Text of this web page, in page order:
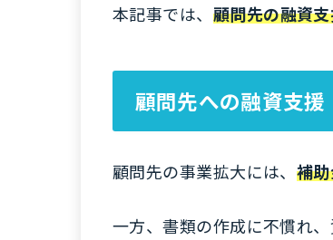
本記事では、 顧問先の融資
顧問先への融資支援
顧問先の事業拡大には、 補
一方、書類の作成に不慣れ